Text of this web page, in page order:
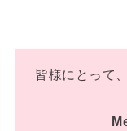
皆様にとって